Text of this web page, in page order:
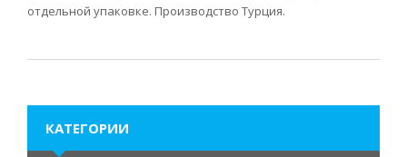
отдельной упаковке. Производство Турция.
КАТЕГОРИИ